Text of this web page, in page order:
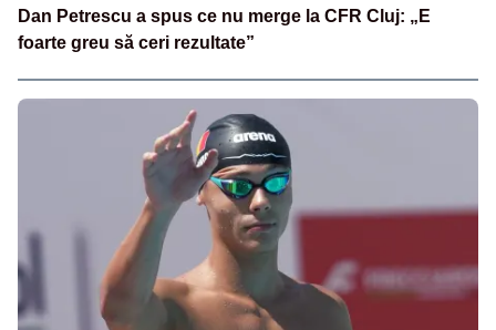
Dan Petrescu a spus ce nu merge la CFR Cluj: „E
foarte greu să ceri rezultate”